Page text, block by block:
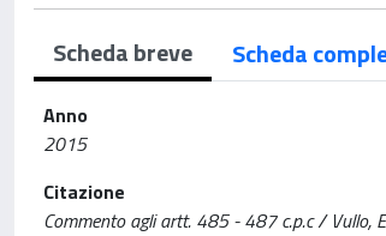
Scheda breve Scheda
Anno
2015
Citazione
Commento agli artt. 485 - 487 c.p.c / Vullo,